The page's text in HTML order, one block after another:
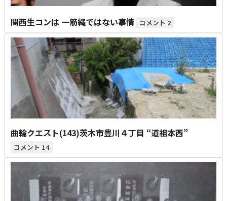
関西生コンは 一筋縄ではない事情 2
曲輪クエスト(143)茨木市豊川４丁目 “道祖本西”
14